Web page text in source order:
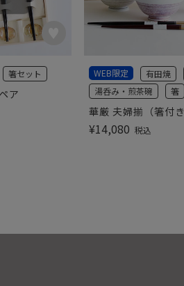
ア
箸セット
華厳 夫婦揃（箸付き
WEB限定 有田焼
湯呑み・煎茶碗
箸
¥14,080 税込